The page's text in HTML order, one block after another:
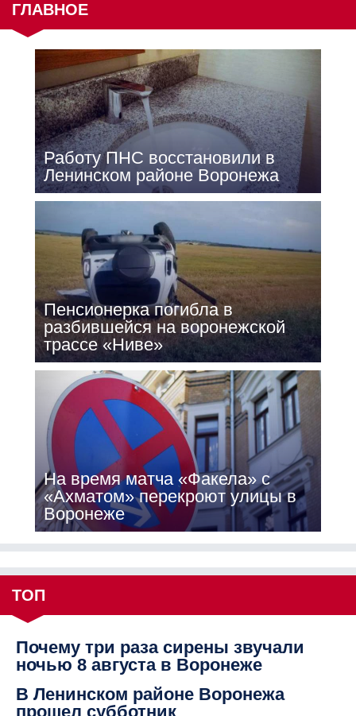
ГЛАВНОЕ
Работу ПНС восстановили в
Ленинском районе Воронежа
Пенсионерка погибла в
разбившейся на воронежской
трассе «Ниве»
На время матча «Факела» с
«Ахматом» перекроют улицы в
Воронеже
ТОП
Почему три раза сирены звучали
ночью 8 августа в Воронеже
В Ленинском районе Воронежа
прошел субботник